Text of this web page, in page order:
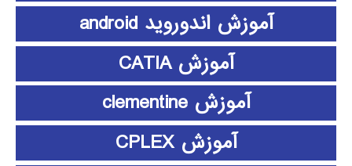
آموزش اندوروید android
آموزش CATIA
آموزش clementine
آموزش CPLEX